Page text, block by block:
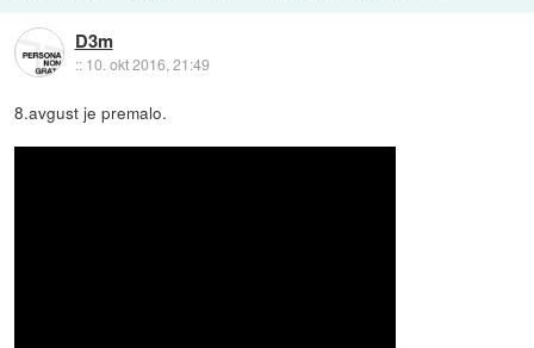
D3m
:: 10. okt 2016, 21:49
8.avgust je premalo.